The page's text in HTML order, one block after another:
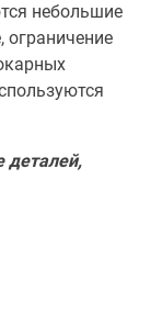
небольшие
ограничение
деталей,